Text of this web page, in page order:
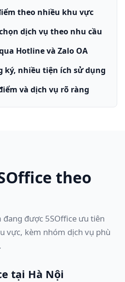
theo nhiều khu vực
dịch vụ theo nhu cầu
Hotline và Zalo OA
ký, nhiều tiện ích sử dụng
và dịch vụ rõ ràng
theo
đang được 5SOffice ưu tiên
vực, kèm nhóm dịch vụ phù
tại Hà Nội